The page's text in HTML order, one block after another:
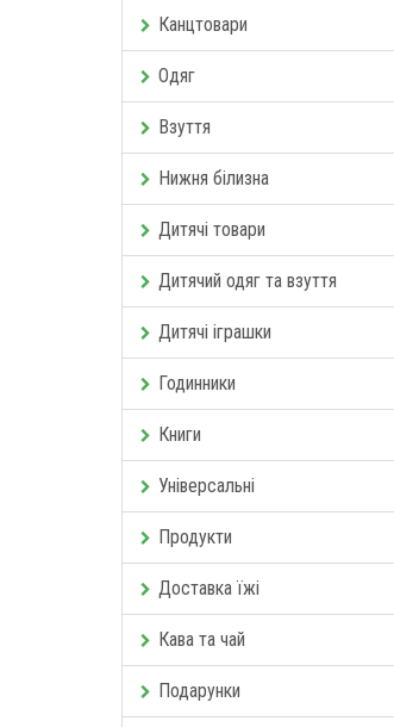
Канцтовари
Одяг
Взуття
Нижня білизна
Дитячі товари
Дитячий одяг та взуття
Дитячі іграшки
Годинники
Книги
Універсальні
Продукти
Доставка їжі
Кава та чай
Подарунки